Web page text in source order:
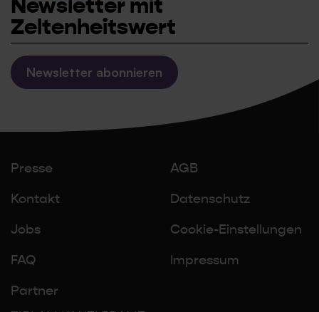
Newsletter mit
Zeltenheitswert
Newsletter abonnieren
Presse
Kontakt
Jobs
FAQ
Partner
AGB
Datenschutz
Cookie-Einstellungen
Impressum